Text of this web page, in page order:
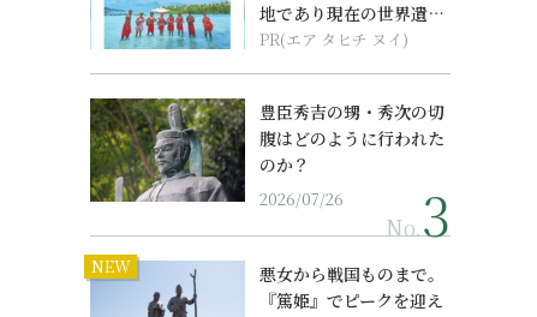
地であり現在の世界遺産
からみえてくる...
PR(エア タヒチ ヌイ)
豊臣秀吉の甥・秀次の切
腹はどのように行われた
のか？
2026/07/26
No.
NEW
悪女から戦国ものまで。
『篤姫』でピークを迎え